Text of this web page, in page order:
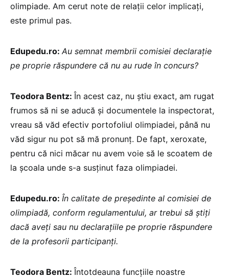
olimpiade. Am cerut note de relații celor implicați,
este primul pas.
Edupedu.ro: Au semnat membrii comisiei declarație
pe proprie răspundere că nu au rude în concurs?
Teodora Bentz: În acest caz, nu știu exact, am rugat
frumos să ni se aducă și documentele la inspectorat,
vreau să văd efectiv portofoliul olimpiadei, până nu
văd sigur nu pot să mă pronunț. De fapt, xeroxate,
pentru că nici măcar nu avem voie să le scoatem de
la școala unde s-a susținut faza olimpiadei.
Edupedu.ro: În calitate de președinte al comisiei de
olimpiadă, conform regulamentului, ar trebui să știți
dacă aveți sau nu declarațiile pe proprie răspundere
de la profesorii participanți.
Teodora Bentz: Întotdeauna funcțiile noastre